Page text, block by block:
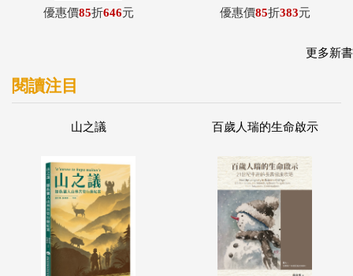
優惠價85折646元 優惠價85折383元
更多新書
閱讀注目
山之議 百歲人瑞的生命啟示